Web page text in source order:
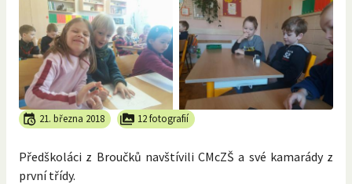
21. března 2018 12 fotografií
Předškoláci z Broučků navštívili CMcZŠ a své kamarády z
první třídy.